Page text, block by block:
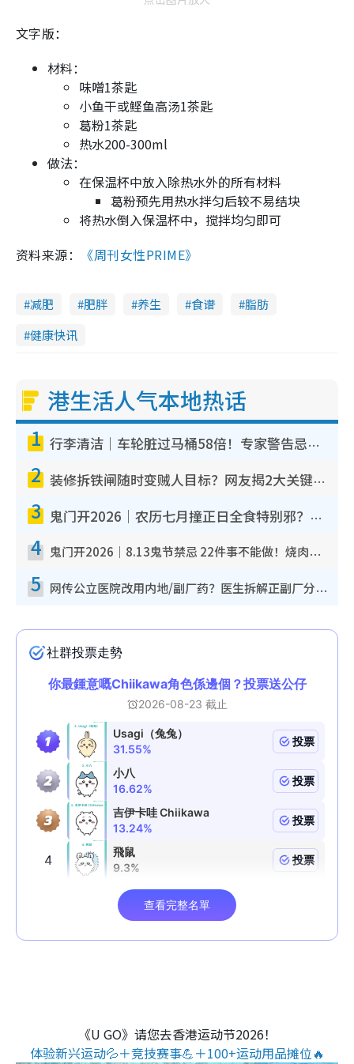
文字版：
材料：
味噌1茶匙
小鱼干或鲣鱼高汤1茶匙
葛粉1茶匙
热水200-300ml
做法：
在保温杯中放入除热水外的所有材料
葛粉预先用热水拌匀后较不易结块
将热水倒入保温杯中，搅拌均匀即可
资料来源：
《周刊女性PRIME》
减肥 肥胖 养生 食谱
脂肪
健康快讯
港生活人气本地热话
1 行李清洁｜车轮脏过马桶58倍！专家警告忌用酒精擦 教1招免脏手除菌
2 装修拆铁闸随时变贼人目标？网友揭2大关键用途：装新款等于白装？附新旧铁闸分别
3 鬼门开2026｜农历七月撞正日全食特别邪？专家警告切忌做一事！揭4大禁忌+2招保平安
4 鬼门开2026｜8.13鬼节禁忌 22件事不能做！烧肉、刺身要少食？半夜勿吹口哨/打给个电话
5 网传公立医院改用内地/副厂药？医生拆解正副厂分别，揭4类人换药随时出事
《U GO》请您去香港运动节2026！
体验新兴运动💦＋竞技赛事💪＋100+运动用品摊位🔥